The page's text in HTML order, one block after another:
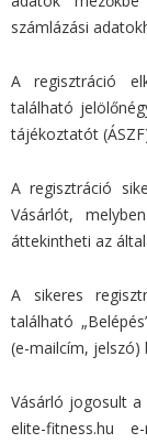
számlázási
A regisztráció
található
tájékoztatót
A regisztráció
Vásárlót,
áttekintheti az
A sikeres
található
(e-mailcím, jelszó)
Vásárló jogosult
elite-fitness.hu